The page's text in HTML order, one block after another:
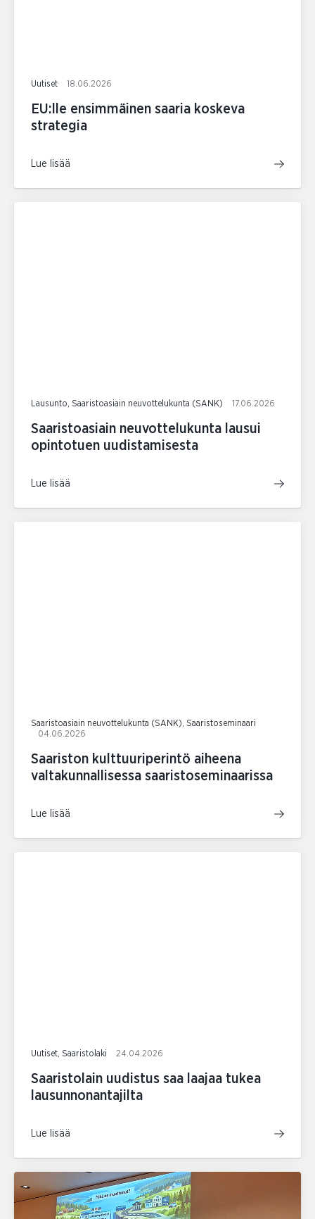
Uutiset 18.06.2026
EU:lle ensimmäinen saaria koskeva
strategia
Lue lisää
Lausunto, Saaristoasiain neuvottelukunta (SANK) 17.06.2026
Saaristoasiain neuvottelukunta lausui
opintotuen uudistamisesta
Lue lisää
Saaristoasiain neuvottelukunta (SANK), Saaristoseminaari
04.06.2026
Saariston kulttuuriperintö aiheena
valtakunnallisessa saaristoseminaarissa
Lue lisää
Uutiset, Saaristolaki 24.04.2026
Saaristolain uudistus saa laajaa tukea
lausunnonantajilta
Lue lisää